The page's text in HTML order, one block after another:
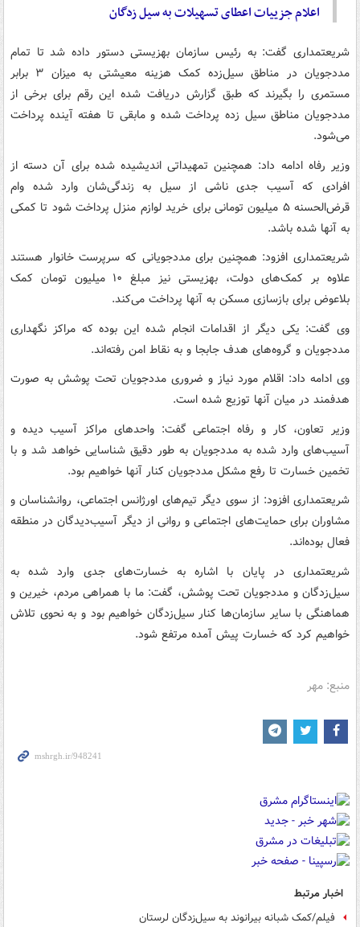
اعلام جزییات اعطای تسهیلات به سیل زدگان
شریعتمداری گفت: به رئیس سازمان بهزیستی دستور داده شد تا تمام
مددجویان در مناطق سیل‌زده کمک هزینه معیشتی به میزان ۳ برابر
مستمری را بگیرند که طبق گزارش دریافت شده این رقم برای برخی از
مددجویان مناطق سیل زده پرداخت شده و مابقی تا هفته آینده پرداخت
می‌شود.
وزیر رفاه ادامه داد: همچنین تمهیداتی اندیشیده شده برای آن دسته از
افرادی که آسیب جدی ناشی از سیل به زندگی‌شان وارد شده وام
قرض‌الحسنه ۵ میلیون تومانی برای خرید لوازم منزل پرداخت شود تا کمکی
به آنها شده باشد.
شریعتمداری افزود: همچنین برای مددجویانی که سرپرست خانوار هستند
علاوه بر کمک‌های دولت، بهزیستی نیز مبلغ ۱۰ میلیون تومان کمک
بلاعوض برای بازسازی مسکن به آنها پرداخت می‌کند.
وی گفت: یکی دیگر از اقدامات انجام شده این بوده که مراکز نگهداری
مددجویان و گروه‌های هدف جابجا و به نقاط امن رفته‌اند.
وی ادامه داد: اقلام مورد نیاز و ضروری مددجویان تحت پوشش به صورت
هدفمند در میان آنها توزیع شده است.
وزیر تعاون، کار و رفاه اجتماعی گفت: واحدهای مراکز آسیب دیده و
آسیب‌های وارد شده به مددجویان به طور دقیق شناسایی خواهد شد و با
تخمین خسارت تا رفع مشکل مددجویان کنار آنها خواهیم بود.
شریعتمداری افزود: از سوی دیگر تیم‌های اورژانس اجتماعی، روانشناسان و
مشاوران برای حمایت‌های اجتماعی و روانی از دیگر آسیب‌دیدگان در منطقه
فعال بوده‌اند.
شریعتمداری در پایان با اشاره به خسارت‌های جدی وارد شده به
سیل‌زدگان و مددجویان تحت پوشش، گفت: ما با همراهی مردم، خیرین و
هماهنگی با سایر سازمان‌ها کنار سیل‌زدگان خواهیم بود و به نحوی تلاش
خواهیم کرد که خسارت پیش آمده مرتفع شود.
منبع: مهر
اخبار مرتبط
فیلم/‌کمک شبانه بیرانوند به سیل‌زدگان لرستان